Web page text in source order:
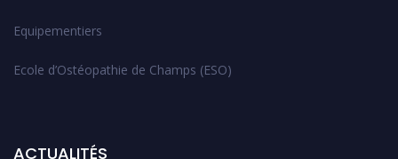
Equipementiers
Ecole d’Ostéopathie de Champs (ESO)
ACTUALITÉS